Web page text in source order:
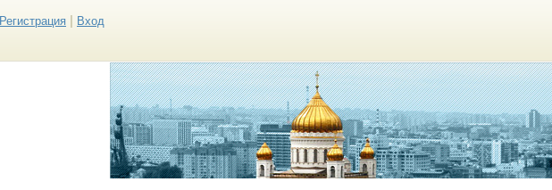
Регистрация Вход